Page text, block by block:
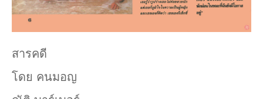
สารคดี
โดย คนมอญ